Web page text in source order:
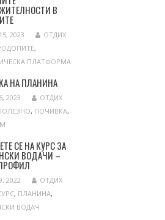
В
2023
ОТДИХ
,
ПЛАТФОРМА
НА ПЛАНИНА
2023
ОТДИХ
, ПОЧИВКА,
СЕ НА КУРС ЗА
ВОДАЧИ –
2022
ОТДИХ
, ПЛАНИНА,
ВОДАЧ